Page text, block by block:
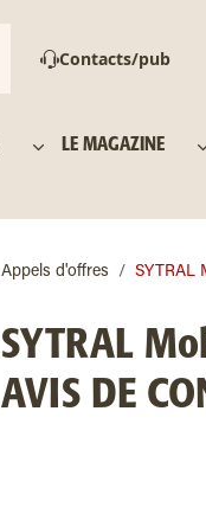
Contacts/pub
LE MAGAZINE
Appels d'offres SYTRAL
SYTRAL
AVIS DE